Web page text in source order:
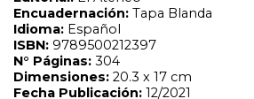
Carlos Gardel, nos propone un recorrido
revela tanto los momentos personales como
profesionales del artista. Con fotografías
epígrafes explicativos, este libro es un
mantiene viva la memoria del mito